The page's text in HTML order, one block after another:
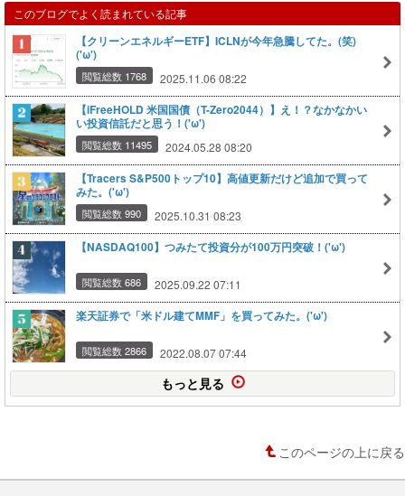
このブログでよく読まれている記事
【クリーンエネルギーETF】ICLNが今年急騰してた。(笑)
('ω')
閲覧総数 1768 2025.11.06 08:22
【iFreeHOLD 米国国債（T-Zero2044）】え！？なかなかい
い投資信託だと思う！('ω')
閲覧総数 11495 2024.05.28 08:20
【Tracers S&P500トップ10】高値更新だけど追加で買って
みた。('ω')
閲覧総数 990 2025.10.31 08:23
【NASDAQ100】つみたて投資分が100万円突破！('ω')
閲覧総数 686 2025.09.22 07:11
楽天証券で「米ドル建てMMF」を買ってみた。('ω')
閲覧総数 2866 2022.08.07 07:44
もっと見る
このページの上に戻る